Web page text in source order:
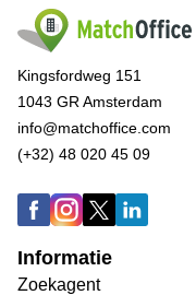
Kingsfordweg 151
1043 GR Amsterdam
info@matchoffice.com
(+32) 48 020 45 09
Informatie
Zoekagent